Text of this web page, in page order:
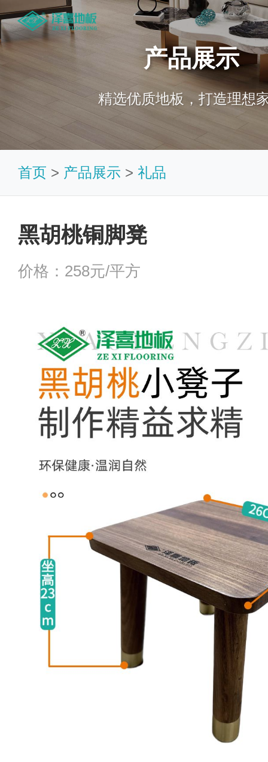
产品展示
精选优质地板，打造理想
首页 > 产品展示 > 礼品
黑胡桃铜脚凳
价格：258元/平方